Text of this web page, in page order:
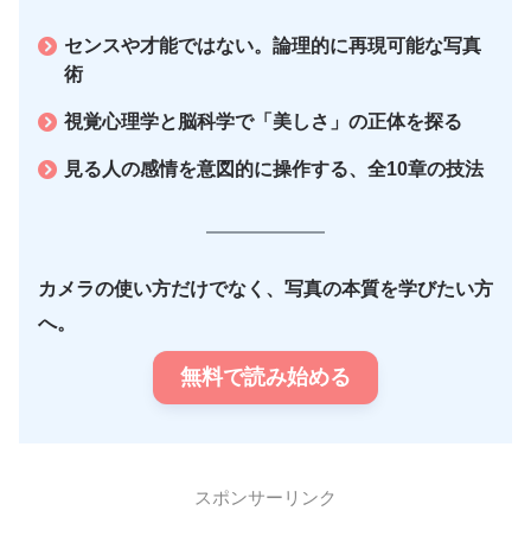
センスや才能ではない。論理的に再現可能な写真
術
視覚心理学と脳科学で「美しさ」の正体を探る
見る人の感情を意図的に操作する、全10章の技法
カメラの使い方だけでなく、写真の本質を学びたい方
へ。
無料で読み始める
スポンサーリンク